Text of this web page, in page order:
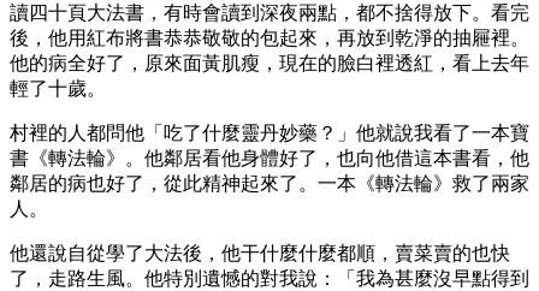
讀四十頁大法書，有時會讀到深夜兩點，都不捨得放下。看完
後，他用紅布將書恭恭敬敬的包起來，再放到乾淨的抽屜裡。
他的病全好了，原來面黃肌瘦，現在的臉白裡透紅，看上去年
輕了十歲。
村裡的人都問他「吃了什麼靈丹妙藥？」他就說我看了一本寶
書《轉法輪》。他鄰居看他身體好了，也向他借這本書看，他
鄰居的病也好了，從此精神起來了。一本《轉法輪》救了兩家
人。
他還說自從學了大法後，他干什麼什麼都順，賣菜賣的也快
了，走路生風。他特別遺憾的對我說：「我為甚麼沒早點得到